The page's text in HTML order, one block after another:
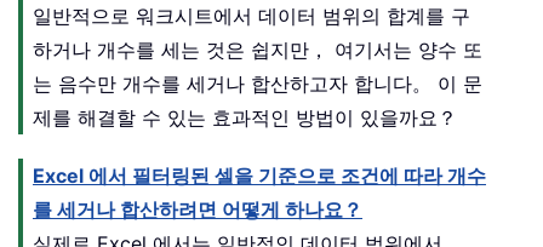
일반적으로 워크시트에서 데이터 범위의 합계를 구
하거나 개수를 세는 것은 쉽지만， 여기서는 양수 또
는 음수만 개수를 세거나 합산하고자 합니다。 이 문
제를 해결할 수 있는 효과적인 방법이 있을까요？
Excel 에서 필터링된 셀을 기준으로 조건에 따라 개수
를 세거나 합산하려면 어떻게 하나요？